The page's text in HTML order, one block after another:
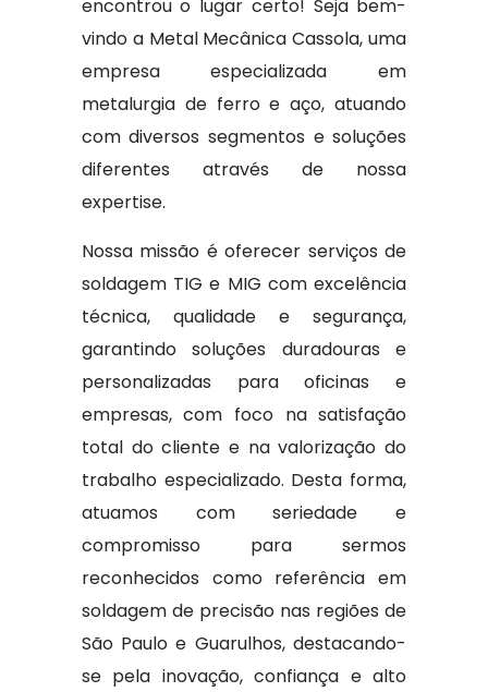
encontrou o lugar certo! Seja bem-
vindo a Metal Mecânica Cassola, uma
empresa especializada em
metalurgia de ferro e aço, atuando
com diversos segmentos e soluções
diferentes através de nossa
expertise.
Nossa missão é oferecer serviços de
soldagem TIG e MIG com excelência
técnica, qualidade e segurança,
garantindo soluções duradouras e
personalizadas para oficinas e
empresas, com foco na satisfação
total do cliente e na valorização do
trabalho especializado. Desta forma,
atuamos com seriedade e
compromisso para sermos
reconhecidos como referência em
soldagem de precisão nas regiões de
São Paulo e Guarulhos, destacando-
se pela inovação, confiança e alto